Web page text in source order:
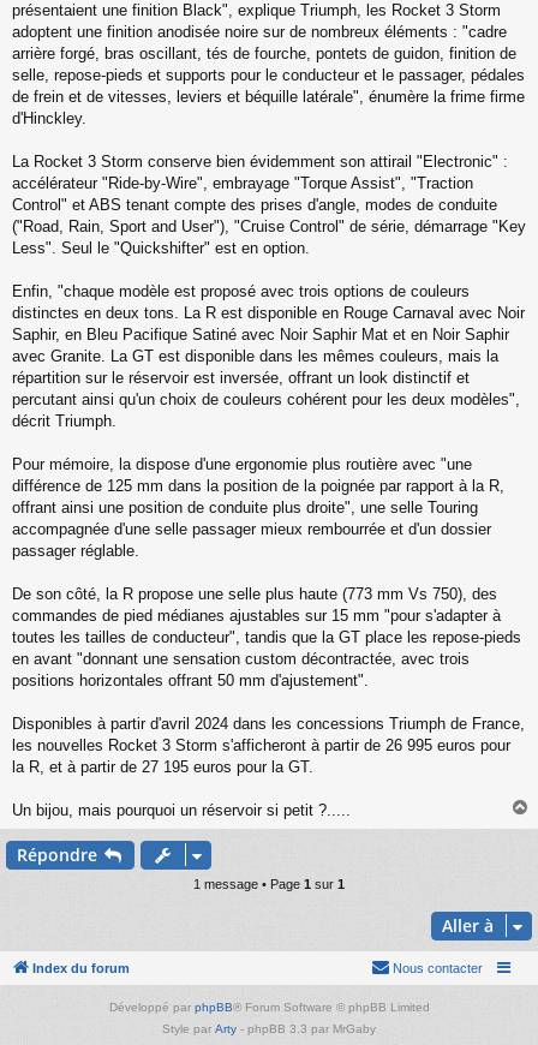
présentaient une finition Black", explique Triumph, les Rocket 3 Storm
adoptent une finition anodisée noire sur de nombreux éléments : "cadre
arrière forgé, bras oscillant, tés de fourche, pontets de guidon, finition de
selle, repose-pieds et supports pour le conducteur et le passager, pédales
de frein et de vitesses, leviers et béquille latérale", énumère la frime firme
d'Hinckley.
La Rocket 3 Storm conserve bien évidemment son attirail "Electronic" :
accélérateur "Ride-by-Wire", embrayage "Torque Assist", "Traction
Control" et ABS tenant compte des prises d'angle, modes de conduite
("Road, Rain, Sport and User"), "Cruise Control" de série, démarrage "Key
Less". Seul le "Quickshifter" est en option.
Enfin, "chaque modèle est proposé avec trois options de couleurs
distinctes en deux tons. La R est disponible en Rouge Carnaval avec Noir
Saphir, en Bleu Pacifique Satiné avec Noir Saphir Mat et en Noir Saphir
avec Granite. La GT est disponible dans les mêmes couleurs, mais la
répartition sur le réservoir est inversée, offrant un look distinctif et
percutant ainsi qu'un choix de couleurs cohérent pour les deux modèles",
décrit Triumph.
Pour mémoire, la dispose d'une ergonomie plus routière avec "une
différence de 125 mm dans la position de la poignée par rapport à la R,
offrant ainsi une position de conduite plus droite", une selle Touring
accompagnée d'une selle passager mieux rembourrée et d'un dossier
passager réglable.
De son côté, la R propose une selle plus haute (773 mm Vs 750), des
commandes de pied médianes ajustables sur 15 mm "pour s'adapter à
toutes les tailles de conducteur", tandis que la GT place les repose-pieds
en avant "donnant une sensation custom décontractée, avec trois
positions horizontales offrant 50 mm d'ajustement".
Disponibles à partir d'avril 2024 dans les concessions Triumph de France,
les nouvelles Rocket 3 Storm s'afficheront à partir de 26 995 euros pour
la R, et à partir de 27 195 euros pour la GT.
Un bijou, mais pourquoi un réservoir si petit ?.....
a
Répondre
1 message • Page 1 sur 1
Aller à
Index du forum Nous contacter
Développé par phpBB® Forum Software © phpBB Limited
Style par Arty - phpBB 3.3 par MrGaby